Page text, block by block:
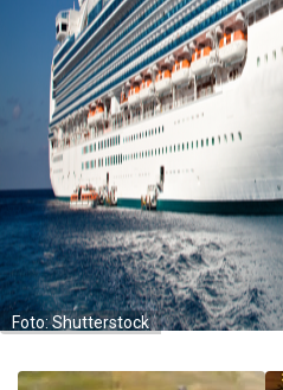
Foto: Shutterstock